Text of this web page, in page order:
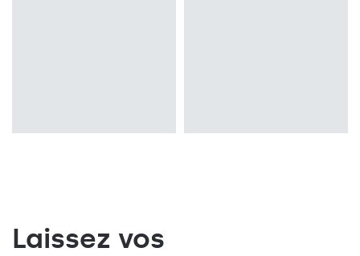
Laissez vos